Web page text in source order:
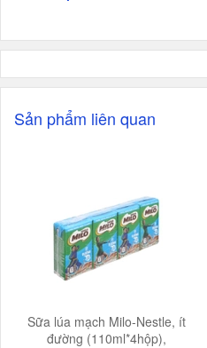
Sản phẩm liên quan
Sữa lúa mạch Milo-Nestle, ít
đường (110ml*4hộp),